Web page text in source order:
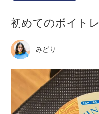
初めてのボイトレ
みどり